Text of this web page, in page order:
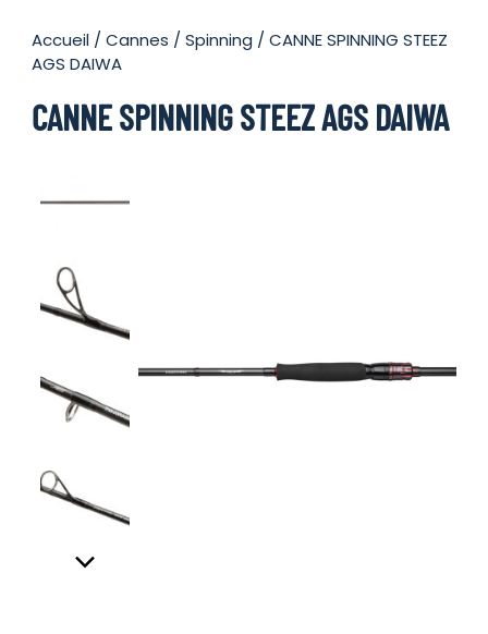
Accueil /Cannes /Spinning / CANNE SPINNING STEEZ
AGS DAIWA
CANNE SPINNING STEEZ AGS DAIWA